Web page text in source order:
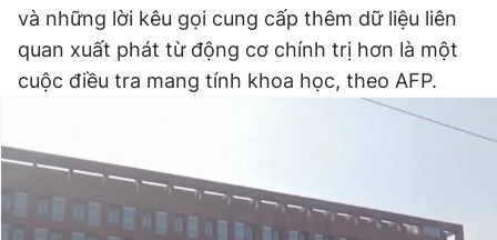
và những lời kêu gọi cung cấp thêm dữ liệu liên
quan xuất phát từ động cơ chính trị hơn là một
cuộc điều tra mang tính khoa học, theo AFP.